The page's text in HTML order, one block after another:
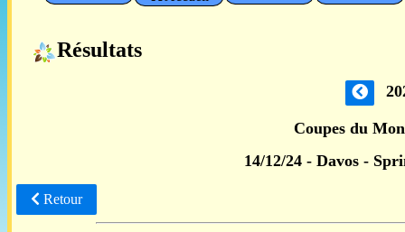
Résultats
Coupes du
14/12/24 - Davos -
Retour